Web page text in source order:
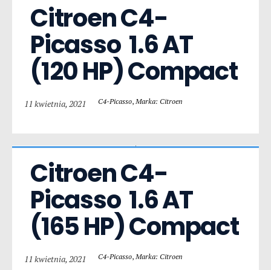
Citroen C4-
Picasso  1.6 AT
(120 HP) Compact
11 kwietnia, 2021 C4-Picasso, Marka: Citroen
Citroen C4-
Picasso  1.6 AT
(165 HP) Compact
11 kwietnia, 2021 C4-Picasso, Marka: Citroen